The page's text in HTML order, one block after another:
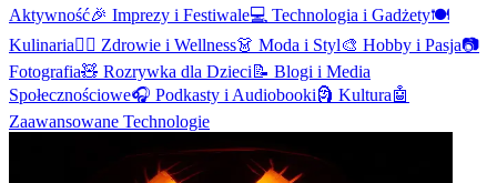
Aktywność🎉 Imprezy i Festiwale💻 Technologia i Gadżety🍽️
Kulinaria🧘‍♂️ Zdrowie i Wellness👗 Moda i Styl🎨 Hobby i Pasja📷
Fotografia🧸 Rozrywka dla Dzieci 📝 Blogi i Media
Społecznościowe🎧 Podkasty i Audiobooki🗿 Kultura🤖
Zaawansowane Technologie